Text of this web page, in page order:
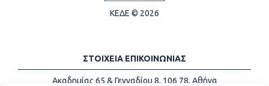
ΚΕΔΕ © 2026
ΣΤΟΙΧΕΙΑ ΕΠΙΚΟΙΝΩΝΙΑΣ
Ακαδημίας 65 & Γενναδίου 8, 106 78, Αθήνα